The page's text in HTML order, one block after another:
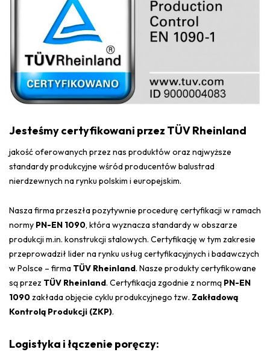
Jesteśmy certyfikowani przez TÜV Rheinland
jakość oferowanych przez nas produktów oraz najwyższe
standardy produkcyjne wśród producentów balustrad
nierdzewnych na rynku polskim i europejskim.
Nasza firma przeszła pozytywnie procedurę certyfikacji w ramach
normy PN-EN 1090, która wyznacza standardy w obszarze
produkcji m.in. konstrukcji stalowych. Certyfikację w tym zakresie
przeprowadził lider na rynku usług certyfikacyjnych i badawczych
w Polsce – firma TÜV Rheinland. Nasze produkty certyfikowane
są przez TÜV Rheinland. Certyfikacja zgodnie z normą PN-EN
1090zakłada objęcie cyklu produkcyjnego tzw. Zakładową
Kontrolą Produkcji (ZKP).
Logistyka i łączenie poręczy: